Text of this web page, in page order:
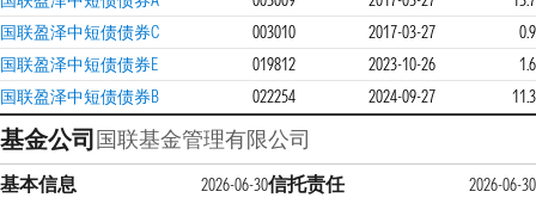
国联盈泽中短债债券C
003010 2017-03-27
国联盈泽中短债债券E
019812 2023-10-26
国联盈泽中短债债券B
022254 2024-09-27
基金公司国联基金管理有限公司
基本信息 2026-06-30信托责任 2026-06-30